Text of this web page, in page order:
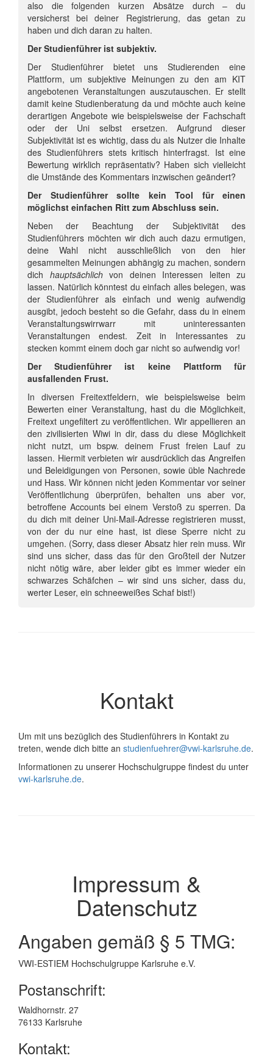
also die folgenden kurzen Absätze durch – du
versicherst bei deiner Registrierung, das getan zu
haben und dich daran zu halten.
Der Studienführer ist subjektiv.
Der Studienführer bietet uns Studierenden eine
Plattform, um subjektive Meinungen zu den am KIT
angebotenen Veranstaltungen auszutauschen. Er stellt
damit keine Studienberatung da und möchte auch keine
derartigen Angebote wie beispielsweise der Fachschaft
oder der Uni selbst ersetzen. Aufgrund dieser
Subjektivität ist es wichtig, dass du als Nutzer die Inhalte
des Studienführers stets kritisch hinterfragst. Ist eine
Bewertung wirklich repräsentativ? Haben sich vielleicht
die Umstände des Kommentars inzwischen geändert?
Der Studienführer sollte kein Tool für einen
möglichst einfachen Ritt zum Abschluss sein.
Neben der Beachtung der Subjektivität des
Studienführers möchten wir dich auch dazu ermutigen,
deine Wahl nicht ausschließlich von den hier
gesammelten Meinungen abhängig zu machen, sondern
dich hauptsächlichvon deinen Interessen leiten zu
lassen. Natürlich könntest du einfach alles belegen, was
der Studienführer als einfach und wenig aufwendig
ausgibt, jedoch besteht so die Gefahr, dass du in einem
Veranstaltungswirrwarr mit uninteressanten
Veranstaltungen endest. Zeit in Interessantes zu
stecken kommt einem doch gar nicht so aufwendig vor!
Der Studienführer ist keine Plattform für
ausfallenden Frust.
In diversen Freitextfeldern, wie beispielsweise beim
Bewerten einer Veranstaltung, hast du die Möglichkeit,
Freitext ungefiltert zu veröffentlichen. Wir appellieren an
den zivilisierten Wiwi in dir, dass du diese Möglichkeit
nicht nutzt, um bspw. deinem Frust freien Lauf zu
lassen. Hiermit verbieten wir ausdrücklich das Angreifen
und Beleidigungen von Personen, sowie üble Nachrede
und Hass. Wir können nicht jeden Kommentar vor seiner
Veröffentlichung überprüfen, behalten uns aber vor,
betroffene Accounts bei einem Verstoß zu sperren. Da
du dich mit deiner Uni-Mail-Adresse registrieren musst,
von der du nur eine hast, ist diese Sperre nicht zu
umgehen. (Sorry, dass dieser Absatz hier rein muss. Wir
sind uns sicher, dass das für den Großteil der Nutzer
nicht nötig wäre, aber leider gibt es immer wieder ein
schwarzes Schäfchen – wir sind uns sicher, dass du,
werter Leser, ein schneeweißes Schaf bist!)
Kontakt
Um mit uns bezüglich des Studienführers in Kontakt zu
treten, wende dich bitte an studienfuehrer@vwi-karlsruhe.de.
Informationen zu unserer Hochschulgruppe findest du unter
vwi-karlsruhe.de.
Impressum &
Datenschutz
Angaben gemäß § 5 TMG:
VWI-ESTIEM Hochschulgruppe Karlsruhe e.V.
Postanschrift:
Waldhornstr. 27
76133 Karlsruhe
Kontakt: